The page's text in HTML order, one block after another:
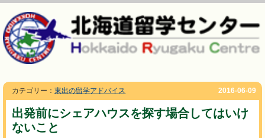
カテゴリー：東出の留学アドバイス 2016-06-09
出発前にシェアハウスを探す場合してはいけ
ないこと